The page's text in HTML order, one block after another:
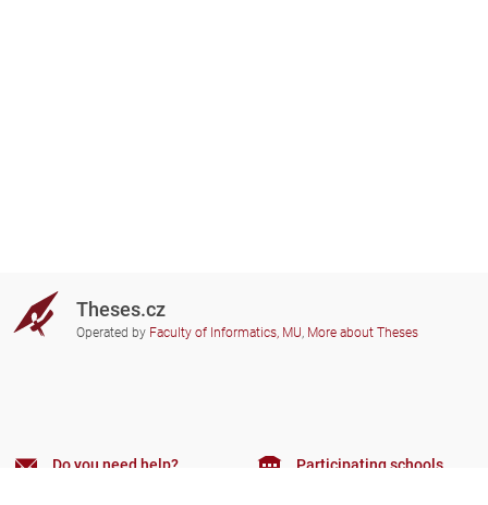
Theses.cz
Operated by Faculty of Informatics, MU, More about Theses
Do you need help? Participating schools